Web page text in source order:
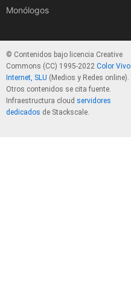
Monólogos
© Contenidos bajo licencia Creative
Commons (CC) 1995-2022 Color Vivo
Internet, SLU (Medios y Redes online).
Otros contenidos se cita fuente.
Infraestructura cloud servidores
dedicados de Stackscale.